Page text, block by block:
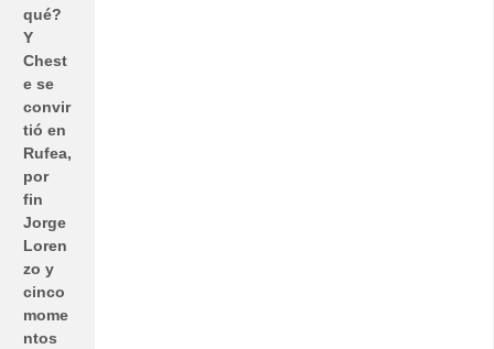
qué?
Y
Chest
e se
convir
tió en
Rufea,
por
fin
Jorge
Loren
zo y
cinco
mome
ntos